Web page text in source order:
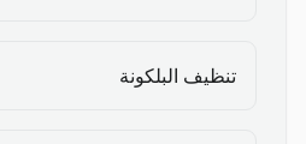
تنظيف البلكونة